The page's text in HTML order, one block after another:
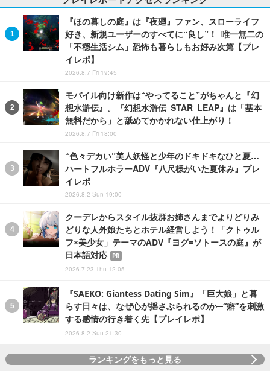
『ほの暮しの庭』は『夜廻』ファン、スローライフ
好き、新規ユーザーのすべてに“良し”！ 唯一無二の
「不穏生活シム」恐怖も暮らしもお好み次第【プレ
イレポ】
2026.8.7 Fri 19:45
モバイル向け新作は“やってること”がちゃんと『幻
想水滸伝』。『幻想水滸伝 STAR LEAP』は「基本
無料だから」と舐めてかかれない仕上がり！
2026.8.7 Fri 18:00
“色々デカい”美人妖怪と少年のドキドキなひと夏…
ハートフルホラーADV『八尺様がいた夏休み』プレ
イレポ
2026.8.2 Sun 19:00
クーデレからスタイル抜群お姉さんまでよりどりみ
どりな人外娘たちとホテル経営しよう！「クトゥル
フ×美少女」テーマのADV『ヨグ=ソトースの庭』が
日本語対応
PR
2026.7.23 Thu 12:05
『SAEKO: Giantess Dating Sim』「巨大娘」と暮
らす日々は、なぜ心が揺さぶられるのか─“癖”を刺激
する感情の行き着く先【プレイレポ】
2026.8.2 Sun 21:30
ランキングをもっと見る